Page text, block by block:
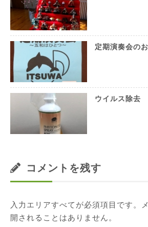
定期演奏会の
ウイルス除去
コメントを残す
入力エリアすべてが必須項目です。
開されることはありません。